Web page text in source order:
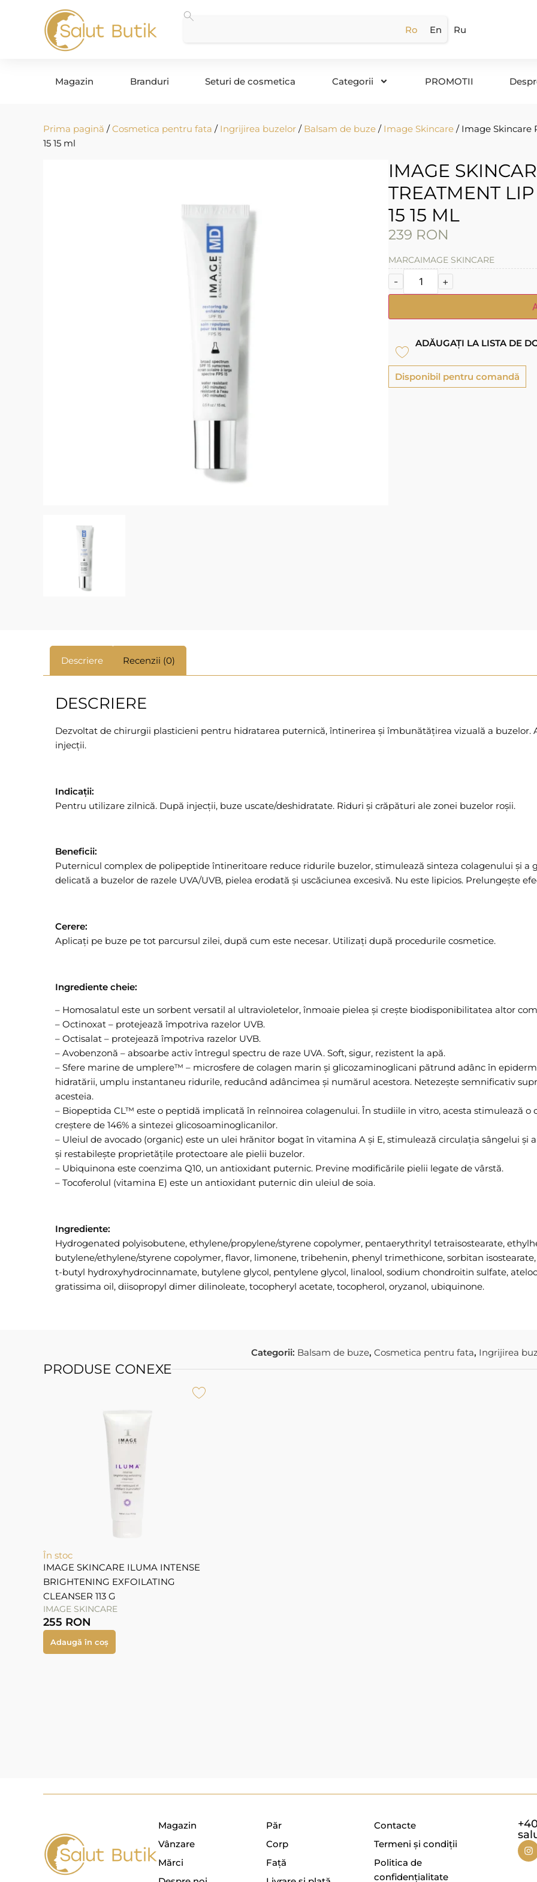
Ro En Ru
Magazin Branduri Seturi de cosmetica Categorii PROMOTII
Prima pagină /Cosmetica pentru fata / Ingrijirea buzelor / Balsam de buze / Image Skincare / Image Skincare
15 15 ml
IMAGE
TREATMENT
15 15 ML
239 RON
MARCAIMAGE SKINCARE
- +
ADĂUGAȚI LA LISTA DE
Disponibil pentru comandă
Descriere Recenzii (0)
DESCRIERE
Dezvoltat de chirurgii plasticieni pentru hidratarea puternică, întinerirea și îmbunătățirea vizuală a
injecții.
Indicații:
Pentru utilizare zilnică. După injecții, buze uscate/deshidratate. Riduri și crăpături ale zonei buzelor roșii.
Beneficii:
Puternicul complex de polipeptide întineritoare reduce ridurile buzelor, stimulează sinteza colagenului și a
delicată a buzelor de razele UVA/UVB, pielea erodată și uscăciunea excesivă. Nu este lipicios. Prelungește
Cerere:
Aplicați pe buze pe tot parcursul zilei, după cum este necesar. Utilizați după procedurile cosmetice.
Ingrediente cheie:
– Homosalatul este un sorbent versatil al ultravioletelor, înmoaie pielea și crește biodisponibilitatea altor
– Octinoxat – protejează împotriva razelor UVB.
– Octisalat – protejează împotriva razelor UVB.
– Avobenzonă – absoarbe activ întregul spectru de raze UVA. Soft, sigur, rezistent la apă.
– Sfere marine de umplere™ – microsfere de colagen marin și glicozaminoglicani pătrund adânc în
hidratării, umplu instantaneu ridurile, reducând adâncimea și numărul acestora. Netezește semnificativ
acesteia.
– Biopeptida CL™ este o peptidă implicată în reînnoirea colagenului. În studiile in vitro, acesta stimulează o
creștere de 146% a sintezei glicosoaminoglicanilor.
– Uleiul de avocado (organic) este un ulei hrănitor bogat în vitamina A și E, stimulează circulația sângelui
și restabilește proprietățile protectoare ale pielii buzelor.
– Ubiquinona este coenzima Q10, un antioxidant puternic. Previne modificările pielii legate de vârstă.
– Tocoferolul (vitamina E) este un antioxidant puternic din uleiul de soia.
Ingrediente:
Hydrogenated polyisobutene, ethylene/propylene/styrene copolymer, pentaerythrityl tetraisostearate,
butylene/ethylene/styrene copolymer, flavor, limonene, tribehenin, phenyl trimethicone, sorbitan
t-butyl hydroxyhydrocinnamate, butylene glycol, pentylene glycol, linalool, sodium chondroitin sulfate,
gratissima oil, diisopropyl dimer dilinoleate, tocopheryl acetate, tocopherol, oryzanol, ubiquinone.
Categorii: Balsam de buze, Cosmetica pentru fata, Ingrijirea
PRODUSE CONEXE
În stoc
IMAGE SKINCARE ILUMA INTENSE
BRIGHTENING EXFOILATING
CLEANSER 113 G
IMAGE SKINCARE
255 RON
Adaugă în coș
Magazin
Vânzare
Mărci
Păr
Corp
Față
Contacte
Termeni și condiții
Politica de
confidențialitate